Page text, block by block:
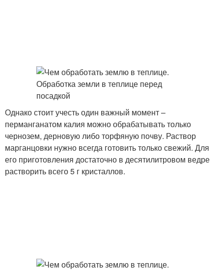
Однако стоит учесть один важный момент –
перманганатом калия можно обрабатывать только
чернозем, дерновую либо торфяную почву. Раствор
марганцовки нужно всегда готовить только свежий. Для
его приготовления достаточно в десятилитровом ведре
растворить всего 5 г кристаллов.